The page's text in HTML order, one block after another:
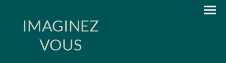
IMAGINEZ
VOUS